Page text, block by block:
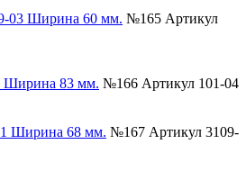
№165 Артикул
№166 Артикул 101-04
№167 Артикул 3109-